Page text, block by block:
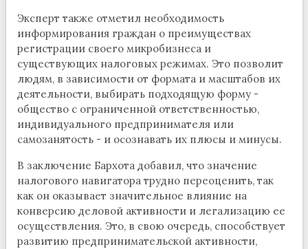
Эксперт также отметил необходимость
информирования граждан о преимуществах
регистрации своего микробизнеса и
существующих налоговых режимах. Это позволит
людям, в зависимости от формата и масштабов их
деятельности, выбирать подходящую форму -
общество с ограниченной ответственностью,
индивидуального предпринимателя или
самозанятость - и осознавать их плюсы и минусы.
В заключение Бархота добавил, что значение
налогового навигатора трудно переоценить, так
как он оказывает значительное влияние на
конверсию деловой активности и легализацию ее
осуществления. Это, в свою очередь, способствует
развитию предпринимательской активности,